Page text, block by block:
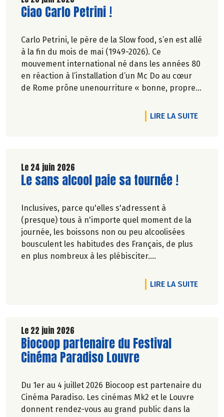
Lire la suite de l'article
Ciao Carlo Petrini !
Carlo Petrini, le père de la Slow food, s’en est allé
à la fin du mois de mai (1949-2026). Ce
mouvement international né dans les années 80
en réaction à l’installation d’un Mc Do au cœur
de Rome prône unenourriture « bonne, propre
republions ici l’entretien qu’il avait accordé
àCulture Bioen 2018,et qui reste totalement
LIRE LA SUITEDE
Le 24 juin 2026
Lire la suite de l'article
Le sans alcool paie sa tournée !
Inclusives, parce qu'elles s'adressent à
(presque) tous à n'importe quel moment de la
journée, les boissons non ou peu alcoolisées
bousculent les habitudes des Français, de plus
en plus nombreux à les plébisciter.
LIRE LA SUITEDE
Le 22 juin 2026
Lire la suite de l'article
Biocoop partenaire du Festival
Cinéma Paradiso Louvre
Du 1er au 4 juillet 2026 Biocoop est partenaire du
Cinéma Paradiso. Les cinémas Mk2 et le Louvre
donnent rendez-vous au grand public dans la